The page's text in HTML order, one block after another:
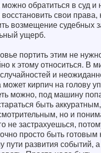
можно обратиться в суд и
восстановить свои права,
возмещение судебных
ущерб.
портить этим не
к этому относиться. В
и
может кирпич на голову
можно, под машину
быть аккуратным,
но и
не застрахуешься,
просто быть готовым
пути развития событий,